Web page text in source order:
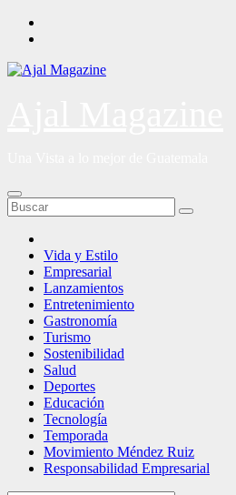
Saltar
Vida y Estilo
Empresarial
Lanzamientos
Entretenimiento
Gastronomía
Turismo
Sostenibilidad
Salud
Deportes
Educación
Tecnología
Temporada
Movimiento Méndez Ruiz
Responsabilidad Empresarial